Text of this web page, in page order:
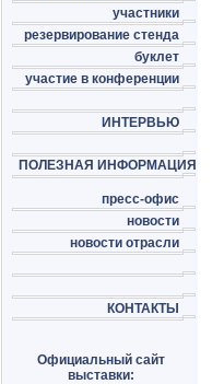
участники
резервирование стенда
буклет
участие в конференции
ИНТЕРВЬЮ
ПОЛЕЗНАЯ ИНФОРМАЦИЯ
пресс-офис
новости
новости отрасли
КОНТАКТЫ
Официальный сайт
выставки: